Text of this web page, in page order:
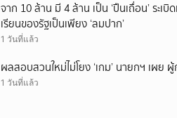
จาก 10 ล้าน มี 4 ล้าน เป็น ‘ปืนเถื่อน’ ระเ
เรียนของรัฐเป็นเพียง ‘ลมปาก’
1 วันที่แล้ว
ผลสอบสวนใหม่ไม่โยง ‘เกม’ นายกฯ เผย
1 วันที่แล้ว